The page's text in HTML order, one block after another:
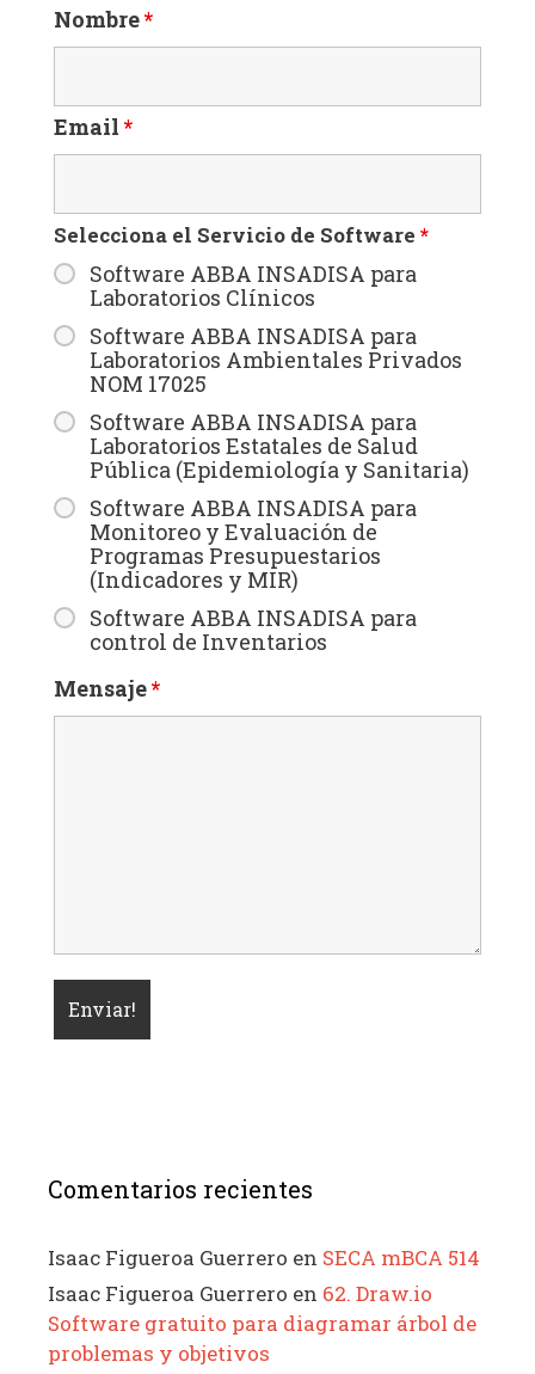
Nombre*
Email *
Selecciona el Servicio de Software *
Software ABBA INSADISA para
Laboratorios Clínicos
Software ABBA INSADISA para
Laboratorios Ambientales Privados
NOM 17025
Software ABBA INSADISA para
Laboratorios Estatales de Salud
Pública (Epidemiología y Sanitaria)
Software ABBA INSADISA para
Monitoreo y Evaluación de
Programas Presupuestarios
(Indicadores y MIR)
Software ABBA INSADISA para
control de Inventarios
Mensaje*
Comentarios recientes
Isaac Figueroa Guerrero en SECA mBCA 514
Isaac Figueroa Guerrero en 62. Draw.io
Software gratuito para diagramar árbol de
problemas y objetivos